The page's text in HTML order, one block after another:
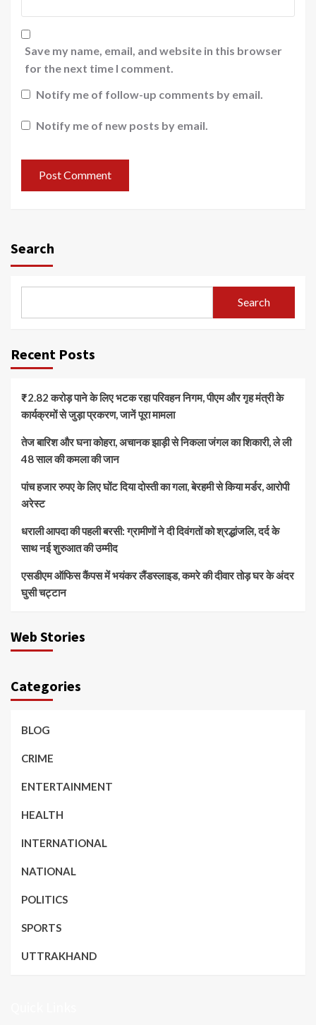
Save my name, email, and website in this browser
for the next time I comment.
Notify me of follow-up comments by email.
Notify me of new posts by email.
Search
Search
Recent Posts
₹2.82 करोड़ पाने के लिए भटक रहा परिवहन निगम, पीएम और गृह मंत्री के
कार्यक्रमों से जुड़ा प्रकरण, जानें पूरा मामला
तेज बारिश और घना कोहरा, अचानक झाड़ी से निकला जंगल का शिकारी, ले ली
48 साल की कमला की जान
पांच हजार रुपए के लिए घोंट दिया दोस्ती का गला, बेरहमी से किया मर्डर, आरोपी
अरेस्ट
धराली आपदा की पहली बरसी: ग्रामीणों ने दी दिवंगतों को श्रद्धांजलि, दर्द के
साथ नई शुरुआत की उम्मीद
एसडीएम ऑफिस कैंपस में भयंकर लैंडस्लाइड, कमरे की दीवार तोड़ घर के अंदर
घुसी चट्टान
Web Stories
Categories
BLOG
CRIME
ENTERTAINMENT
HEALTH
INTERNATIONAL
NATIONAL
POLITICS
SPORTS
UTTRAKHAND